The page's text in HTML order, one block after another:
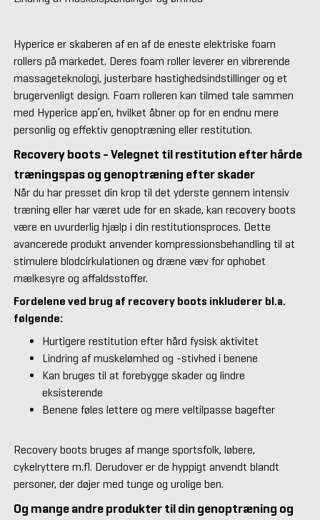
Hyperice er skaberen af en af de eneste elektriske foam
rollers på markedet. Deres foam roller leverer en vibrerende
massageteknologi, justerbare hastighedsindstillinger og et
brugervenligt design. Foam rolleren kan tilmed tale sammen
med Hyperice app’en, hvilket åbner op for en endnu mere
personlig og effektiv genoptræning eller restitution.
Recovery boots - Velegnet til restitution efter hårde
træningspas og genoptræning efter skader
Når du har presset din krop til det yderste gennem intensiv
træning eller har været ude for en skade, kan recovery boots
være en uvurderlig hjælp i din restitutionsproces. Dette
avancerede produkt anvender kompressionsbehandling til at
stimulere blodcirkulationen og dræne væv for ophobet
mælkesyre og affaldsstoffer.
Fordelene ved brug af recovery boots inkluderer bl.a.
følgende:
Hurtigere restitution efter hård fysisk aktivitet
Lindring af muskelømhed og -stivhed i benene
Kan bruges til at forebygge skader og lindre
eksisterende
Benene føles lettere og mere veltilpasse bagefter
Recovery boots bruges af mange sportsfolk, løbere,
cykelryttere m.fl. Derudover er de hyppigt anvendt blandt
personer, der døjer med tunge og urolige ben.
Og mange andre produkter til din genoptræning og